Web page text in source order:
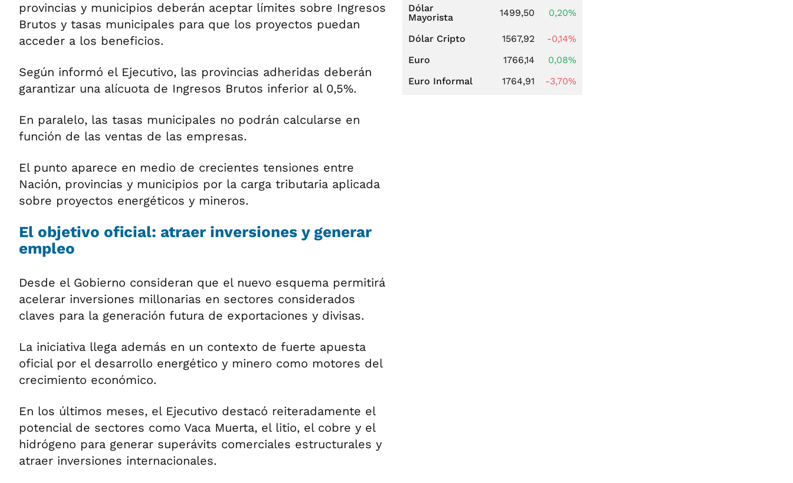
provincias y municipios deberán aceptar límites sobre Ingresos
Brutos y tasas municipales para que los proyectos puedan
acceder a los beneficios.
Según informó el Ejecutivo, las provincias adheridas deberán
garantizar una alícuota de Ingresos Brutos inferior al 0,5%.
En paralelo, las tasas municipales no podrán calcularse en
función de las ventas de las empresas.
El punto aparece en medio de crecientes tensiones entre
Nación, provincias y municipios por la carga tributaria aplicada
sobre proyectos energéticos y mineros.
El objetivo oficial: atraer inversiones y generar
empleo
Desde el Gobierno consideran que el nuevo esquema permitirá
acelerar inversiones millonarias en sectores considerados
claves para la generación futura de exportaciones y divisas.
La iniciativa llega además en un contexto de fuerte apuesta
oficial por el desarrollo energético y minero como motores del
crecimiento económico.
En los últimos meses, el Ejecutivo destacó reiteradamente el
potencial de sectores como Vaca Muerta, el litio, el cobre y el
hidrógeno para generar superávits comerciales estructurales y
atraer inversiones internacionales.
Dólar
Mayorista
1499,50 0,20%
Dólar Cripto 1567,92
-0,14%
Euro
1766,14
0,08%
Euro Informal
1764,91 -3,70%